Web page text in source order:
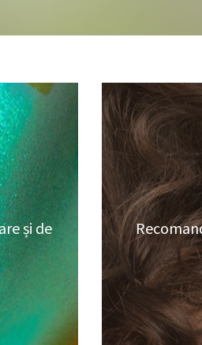
și de